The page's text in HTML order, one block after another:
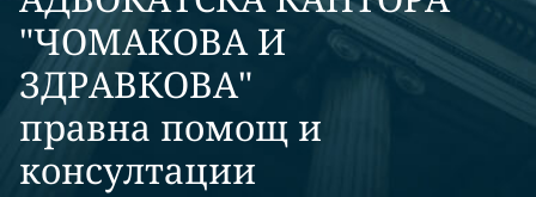
"ЧОМАКОВА И
ЗДРАВКОВА"
правна помощ и
консултации